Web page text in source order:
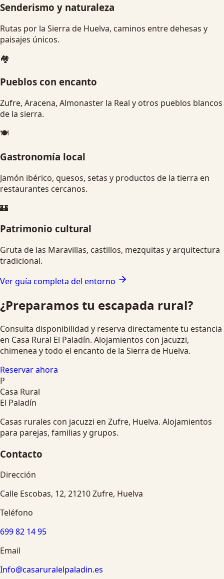
Senderismo y naturaleza
Rutas por la Sierra de Huelva, caminos entre dehesas y
paisajes únicos.
🏘️
Pueblos con encanto
Zufre, Aracena, Almonaster la Real y otros pueblos blancos
de la sierra.
🍽️
Gastronomía local
Jamón ibérico, quesos, setas y productos de la tierra en
restaurantes cercanos.
🏰
Patrimonio cultural
Gruta de las Maravillas, castillos, mezquitas y arquitectura
tradicional.
Ver guía completa del entorno
¿Preparamos tu escapada rural?
Consulta disponibilidad y reserva directamente tu estancia
en Casa Rural El Paladín. Alojamientos con jacuzzi,
chimenea y todo el encanto de la Sierra de Huelva.
Reservar ahora
P
Casa Rural
El Paladín
Casas rurales con jacuzzi en Zufre, Huelva. Alojamientos
para parejas, familias y grupos.
Contacto
Dirección
Calle Escobas, 12, 21210 Zufre, Huelva
Teléfono
699 82 14 95
Email
Info@casaruralelpaladin.es